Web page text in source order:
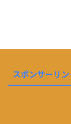
スポンサーリ